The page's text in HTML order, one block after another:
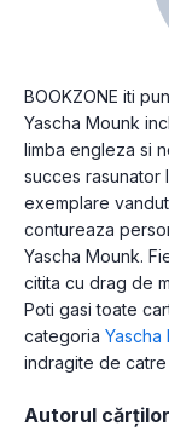
BOOKZONE iti
Yascha Mounk
limba engleza si
succes rasunator
exemplare
contureaza
Yascha Mounk.
citita cu drag de
Poti gasi toate
categoria Yascha
indragite de catre
Autorul